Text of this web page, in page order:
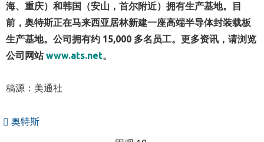
海、重庆）和韩国（安山，首尔附近）拥有生产基地。目
前，奥特斯正在马来西亚居林新建一座高端半导体封装载板
生产基地。公司拥有约 15,000 多名员工。更多资讯，请浏览
公司网站www.ats.net。
稿源：美通社
奥特斯